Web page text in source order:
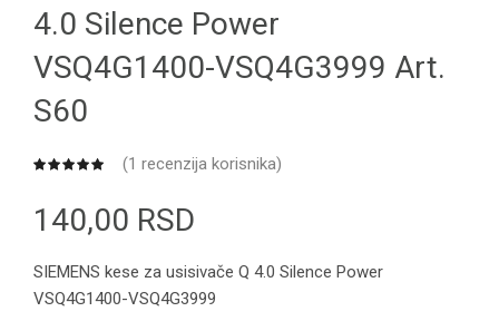
4.0 Silence Power
VSQ4G1400-VSQ4G3999 Art.
S60
(1 recenzija korisnika)
140,00 RSD
SIEMENS kese za usisivače Q 4.0 Silence Power
VSQ4G1400-VSQ4G3999